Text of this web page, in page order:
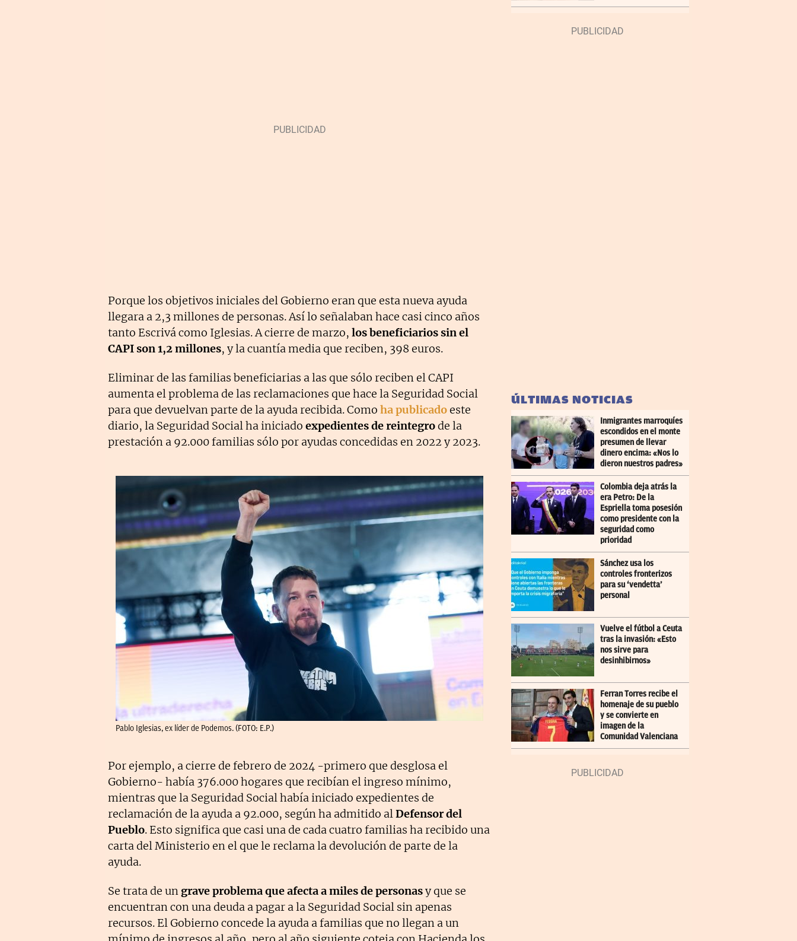
Porque los objetivos iniciales del Gobierno eran que esta nueva ayuda
llegara a 2,3 millones de personas. Así lo señalaban hace casi cinco años
tanto Escrivá como Iglesias. A cierre de marzo, los beneficiarios sin el
CAPI son 1,2 millones, y la cuantía media que reciben, 398 euros.
Eliminar de las familias beneficiarias a las que sólo reciben el CAPI
aumenta el problema de las reclamaciones que hace la Seguridad Social
para que devuelvan parte de la ayuda recibida. Como ha publicadoeste
diario, la Seguridad Social ha iniciado expedientes de reintegrode la
prestación a 92.000 familias sólo por ayudas concedidas en 2022 y 2023.
Pablo Iglesias, ex líder de Podemos. (FOTO: E.P.)
Por ejemplo, a cierre de febrero de 2024 -primero que desglosa el
Gobierno- había 376.000 hogares que recibían el ingreso mínimo,
mientras que la Seguridad Social había iniciado expedientes de
reclamación de la ayuda a 92.000, según ha admitido alDefensor del
Pueblo. Esto significa que casi una de cada cuatro familias ha recibido una
carta del Ministerio en el que le reclama la devolución de parte de la
ayuda.
Se trata de un grave problema que afecta a miles de personasy que se
encuentran con una deuda a pagar a la Seguridad Social sin apenas
recursos. El Gobierno concede la ayuda a familias que no llegan a un
ÚLTIMAS NOTICIAS
Inmigrantes marroquíes
escondidos en el monte
presumen de llevar
dinero encima: «Nos lo
dieron nuestros padres»
Colombia deja atrás la
era Petro: De la
Espriella toma posesión
como presidente con la
seguridad como
prioridad
Sánchez usa los
controles fronterizos
para su ‘vendetta’
personal
Vuelve el fútbol a Ceuta
tras la invasión: «Esto
nos sirve para
desinhibirnos»
Ferran Torres recibe el
homenaje de su pueblo
y se convierte en
imagen de la
Comunidad Valenciana